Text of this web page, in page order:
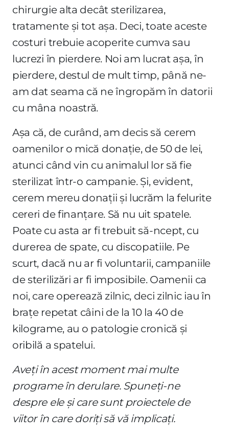
chirurgie alta decât sterilizarea,
tratamente și tot așa. Deci, toate aceste
costuri trebuie acoperite cumva sau
lucrezi în pierdere. Noi am lucrat așa, în
pierdere, destul de mult timp, până ne-
am dat seama că ne îngropăm în datorii
cu mâna noastră.
Așa că, de curând, am decis să cerem
oamenilor o mică donație, de 50 de lei,
atunci când vin cu animalul lor să fie
sterilizat într-o campanie. Și, evident,
cerem mereu donații și lucrăm la felurite
cereri de finanțare. Să nu uit spatele.
Poate cu asta ar fi trebuit să-ncept, cu
durerea de spate, cu discopatiile. Pe
scurt, dacă nu ar fi voluntarii, campaniile
de sterilizări ar fi imposibile. Oamenii ca
noi, care operează zilnic, deci zilnic iau în
brațe repetat câini de la 10 la 40 de
kilograme, au o patologie cronică și
oribilă a spatelui.
Aveți în acest moment mai multe
programe în derulare. Spuneți-ne
despre ele și care sunt proiectele de
viitor în care doriți să vă implicați.